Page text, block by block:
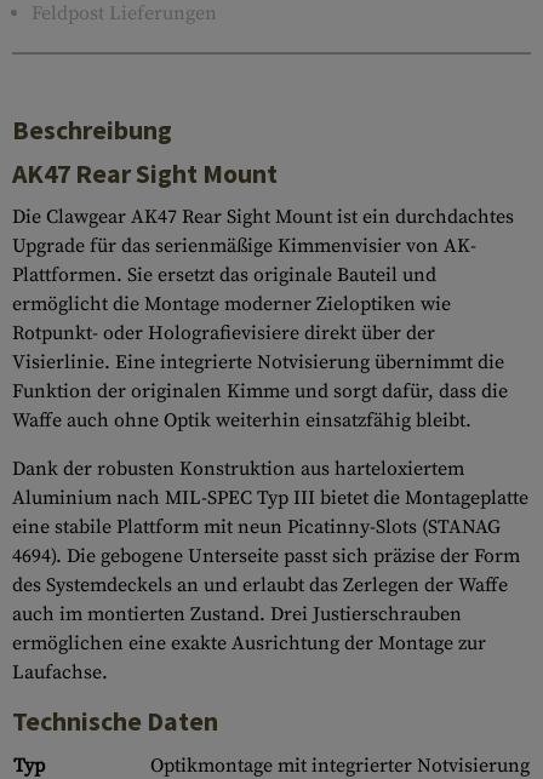
Feldpost Lieferungen
Beschreibung
AK47 Rear Sight Mount
Die Clawgear AK47 Rear Sight Mount ist ein durchdachtes
Upgrade für das serienmäßige Kimmenvisier von AK-
Plattformen. Sie ersetzt das originale Bauteil und
ermöglicht die Montage moderner Zieloptiken wie
Rotpunkt- oder Holografievisiere direkt über der
Visierlinie. Eine integrierte Notvisierung übernimmt die
Funktion der originalen Kimme und sorgt dafür, dass die
Waffe auch ohne Optik weiterhin einsatzfähig bleibt.
Dank der robusten Konstruktion aus harteloxiertem
Aluminium nach MIL-SPEC Typ III bietet die Montageplatte
eine stabile Plattform mit neun Picatinny-Slots (STANAG
4694). Die gebogene Unterseite passt sich präzise der Form
des Systemdeckels an und erlaubt das Zerlegen der Waffe
auch im montierten Zustand. Drei Justierschrauben
ermöglichen eine exakte Ausrichtung der Montage zur
Laufachse.
Technische Daten
Typ
Optikmontage mit integrierter Notvisierung